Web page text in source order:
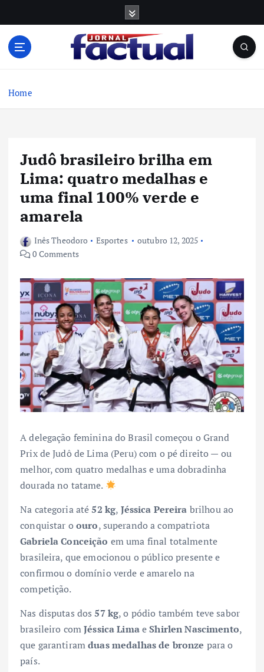
Home
Judô brasileiro brilha em
Lima: quatro medalhas e
uma final 100% verde e
amarela
Inês Theodoro Esportes
outubro 12, 2025
0 Comments
A delegação feminina do Brasil começou o Grand
Prix de Judô de Lima (Peru) com o pé direito — ou
melhor, com quatro medalhas e uma dobradinha
dourada no tatame.
Na categoria até52 kg, Jéssica Pereira brilhou ao
conquistar oouro, superando a compatriota
Gabriela Conceição em uma final totalmente
brasileira, que emocionou o público presente e
confirmou o domínio verde e amarelo na
competição.
Nas disputas dos57 kg, o pódio também teve sabor
brasileiro comJéssica LimaeShirlen Nascimento,
que garantiramduas medalhas de bronze para o
país.